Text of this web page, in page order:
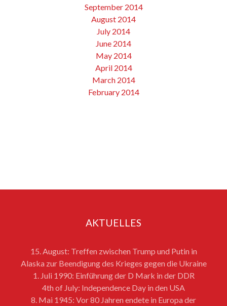
September 2014
August 2014
July 2014
June 2014
May 2014
April 2014
March 2014
February 2014
AKTUELLES
15. August: Treffen zwischen Trump und Putin in
Alaska zur Beendigung des Krieges gegen die Ukraine
1. Juli 1990: Einführung der D Mark in der DDR
4th of July: Independence Day in den USA
8. Mai 1945: Vor 80 Jahren endete in Europa der